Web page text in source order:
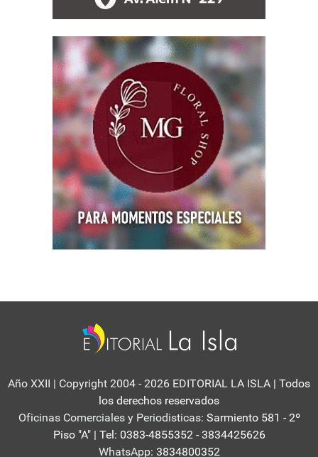
Año XXII | Copyright 2004 - 2026 EDITORIAL LA ISLA | Todos
los derechos reservados
Oficinas Comerciales y Periodisticas: Sarmiento 581 - 2º
Piso "A" | Tel: 0383-4855352 - 3834425626
WhatsApp: 3834800352